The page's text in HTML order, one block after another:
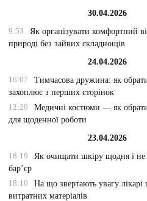
30.04.2026
9:53
Як організувати комфортний
природі без зайвих складнощів
24.04.2026
16:07
Тимчасова дружина: як
захоплює з перших сторінок
12:20
Медичні костюми — як
для щоденної роботи
23.04.2026
18:19
Як очищати шкіру щодня і не
бар’єр
18:10
На що звертають увагу лікарі
витратних матеріалів